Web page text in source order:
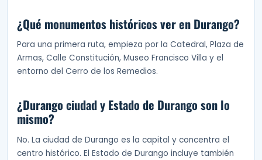
¿Qué monumentos históricos ver en Durango?
Para una primera ruta, empieza por la Catedral, Plaza de
Armas, Calle Constitución, Museo Francisco Villa y el
entorno del Cerro de los Remedios.
¿Durango ciudad y Estado de Durango son lo
mismo?
No. La ciudad de Durango es la capital y concentra el
centro histórico. El Estado de Durango incluye también